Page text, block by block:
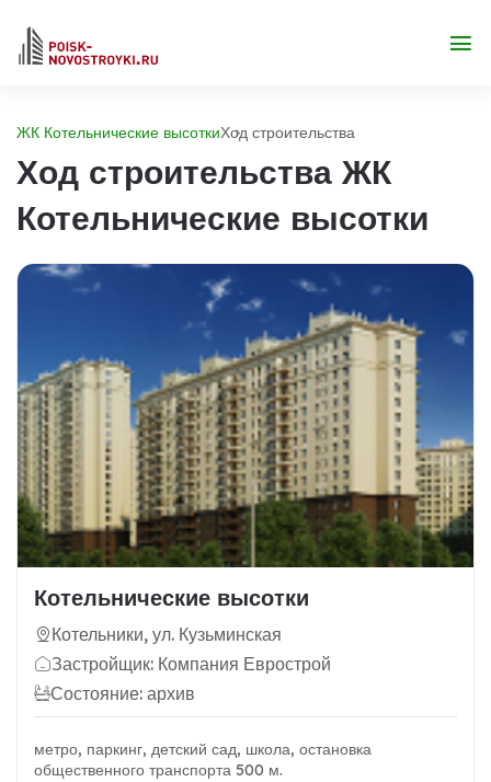
ЖК Котельнические высоткиХод строительства
Ход строительства ЖК
Котельнические высотки
Котельнические высотки
Котельники, ул. Кузьминская
Застройщик: Компания Еврострой
Состояние: архив
метро, паркинг, детский сад, школа, остановка
общественного транспорта 500 м.